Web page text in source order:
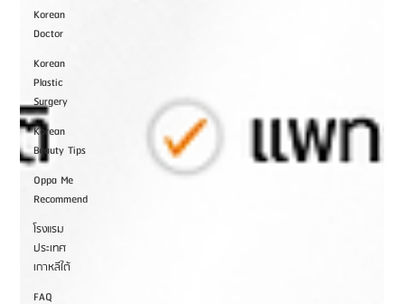
Korean
Doctor
Korean
Plastic
Surgery
Korean
Beauty Tips
Oppa Me
Recommend
โรงแรม
ประเทศ
เกาหลีใต้
FAQ